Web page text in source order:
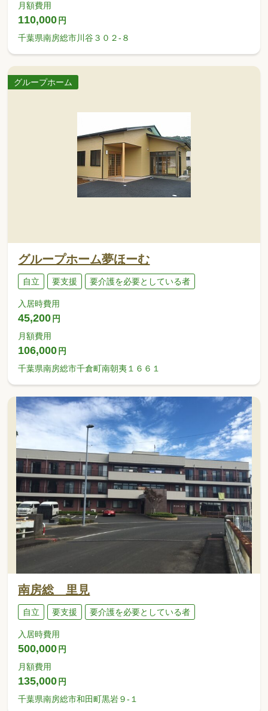
月額費用
110,000 円
千葉県南房総市川谷３０２-８
グループホーム
グループホーム夢ほーむ
自立 要支援 要介護を必要としている者
入居時費用
45,200 円
月額費用
106,000 円
千葉県南房総市千倉町南朝夷１６６１
南房総 里見
自立 要支援 要介護を必要としている者
入居時費用
500,000 円
月額費用
135,000 円
千葉県南房総市和田町黒岩９-１